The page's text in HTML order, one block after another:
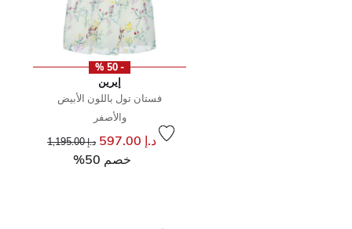
- 50 %
إيرين
فستان تول باللون الأبيض
والأصفر
د.إ 597.00 سعر مخفض مند.إ 1,195.00
خصم 50%